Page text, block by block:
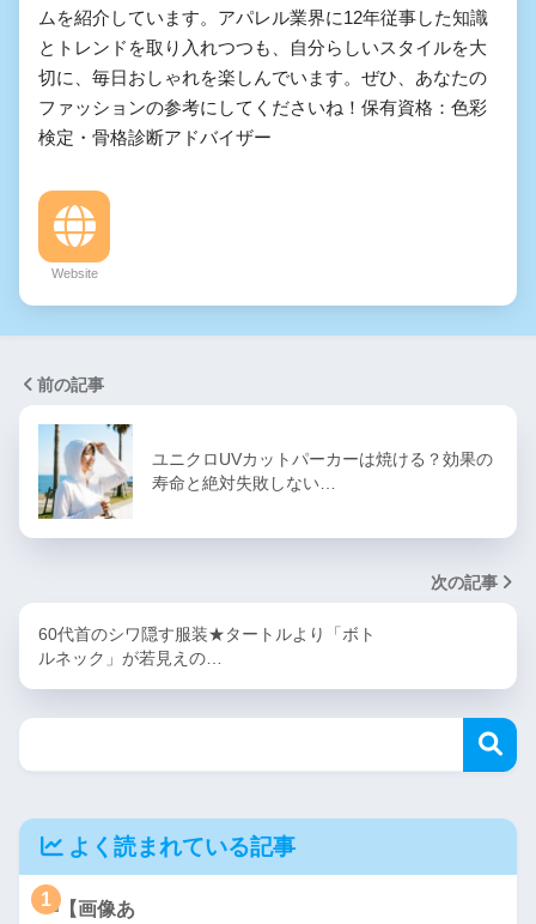
ムを紹介しています。アパレル業界に12年従事した知識
とトレンドを取り入れつつも、自分らしいスタイルを大
切に、毎日おしゃれを楽しんでいます。ぜひ、あなたの
ファッションの参考にしてくださいね！保有資格：色彩
検定・骨格診断アドバイザー
Website
前の記事
ユニクロUVカットパーカーは焼ける？効果の
寿命と絶対失敗しない…
次の記事
60代首のシワ隠す服装★タートルより「ボト
ルネック」が若見えの…
よく読まれている記事
1